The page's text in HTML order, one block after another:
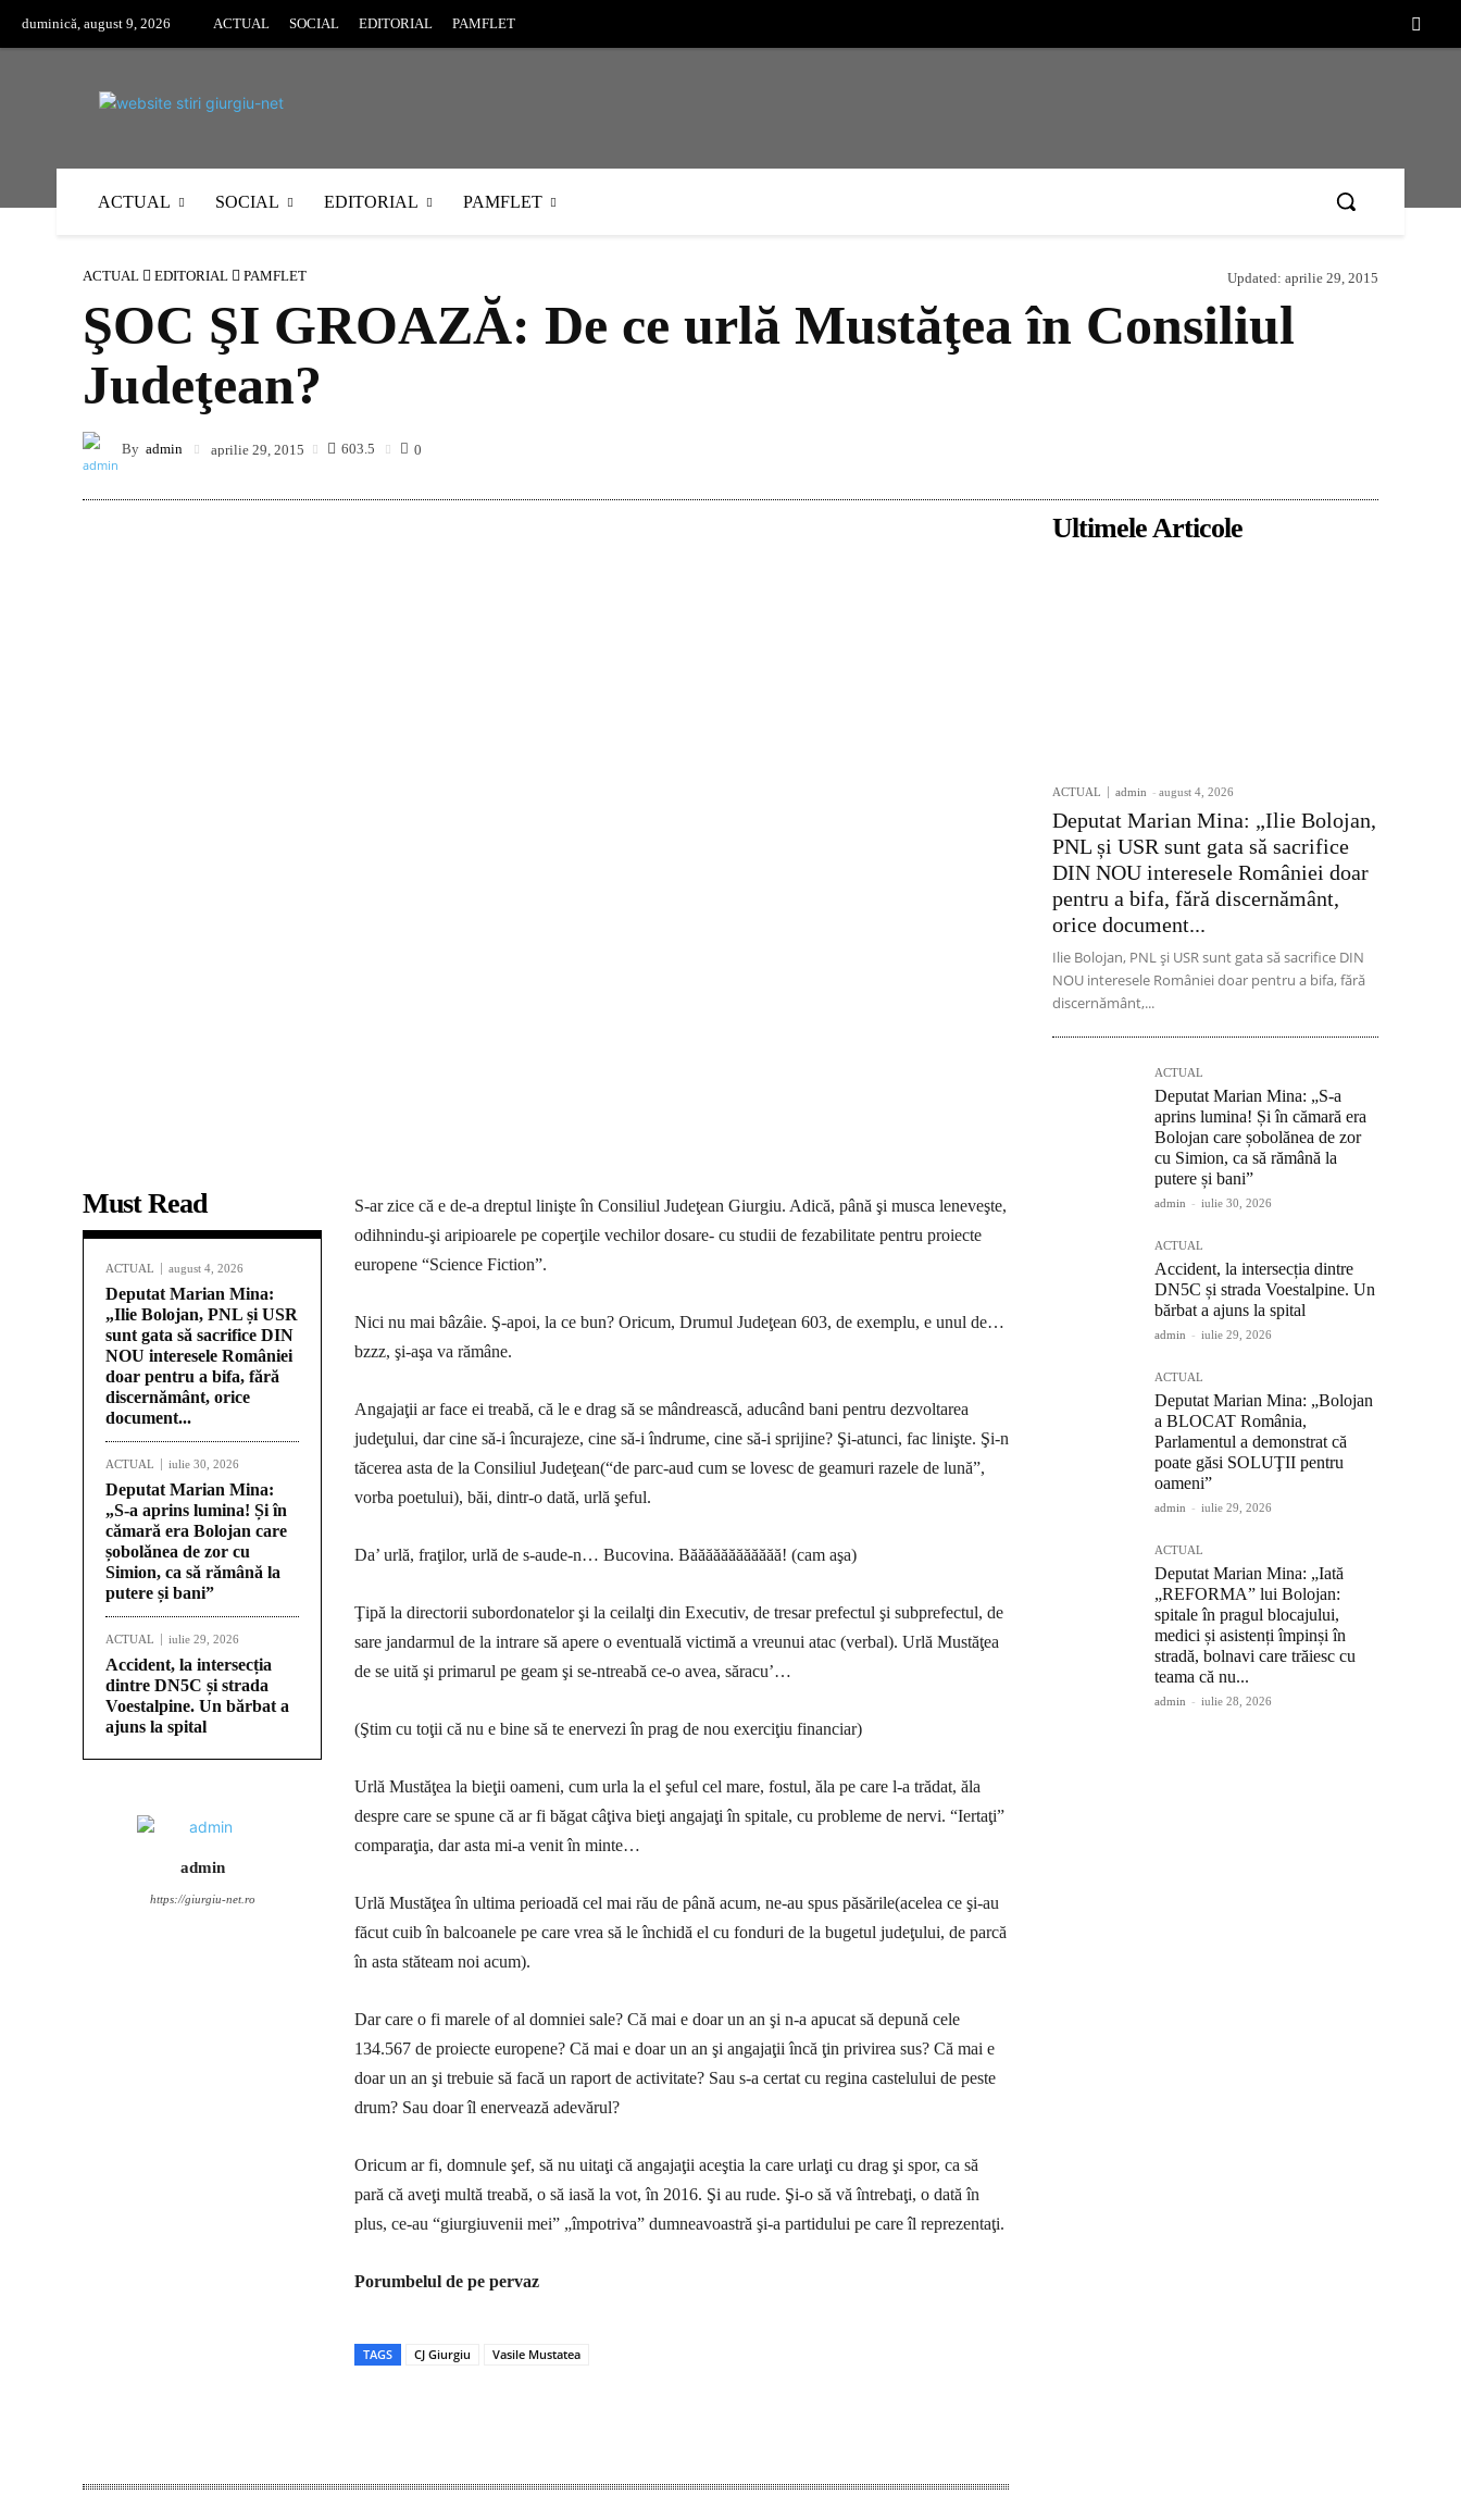
duminică, august 9, 2026 ACTUAL SOCIAL EDITORIAL PAMFLET
ACTUAL SOCIAL EDITORIAL PAMFLET
ACTUAL EDITORIAL PAMFLET Updated: aprilie 29, 2015
ŞOC ŞI GROAZĂ: De ce urlă Mustăţea în Consiliul
Judeţean?
By admin aprilie 29, 2015 603.5 0
Must Read
ACTUAL august 4, 2026
Deputat Marian Mina:
„Ilie Bolojan, PNL și USR
sunt gata să sacrifice DIN
NOU interesele României
doar pentru a bifa, fără
discernământ, orice
document...
ACTUAL iulie 30, 2026
Deputat Marian Mina:
„S-a aprins lumina! Și în
cămară era Bolojan care
șobolănea de zor cu
Simion, ca să rămână la
putere și bani”
ACTUAL iulie 29, 2026
Accident, la intersecția
dintre DN5C și strada
Voestalpine. Un bărbat a
ajuns la spital
admin
https://giurgiu-net.ro
S-ar zice că e de-a dreptul linişte în Consiliul Judeţean Giurgiu. Adică, până şi musca leneveşte,
odihnindu-şi aripioarele pe coperţile vechilor dosare- cu studii de fezabilitate pentru proiecte
europene “Science Fiction”.
Nici nu mai bâzâie. Ş-apoi, la ce bun? Oricum, Drumul Judeţean 603, de exemplu, e unul de…
bzzz, şi-aşa va rămâne.
Angajaţii ar face ei treabă, că le e drag să se mândrească, aducând bani pentru dezvoltarea
judeţului, dar cine să-i încurajeze, cine să-i îndrume, cine să-i sprijine? Şi-atunci, fac linişte. Şi-n
tăcerea asta de la Consiliul Judeţean(“de parc-aud cum se lovesc de geamuri razele de lună”,
vorba poetului), băi, dintr-o dată, urlă şeful.
Da’ urlă, fraţilor, urlă de s-aude-n… Bucovina. Băăăăăăăăăăăă! (cam aşa)
Ţipă la directorii subordonatelor şi la ceilalţi din Executiv, de tresar prefectul şi subprefectul, de
sare jandarmul de la intrare să apere o eventuală victimă a vreunui atac (verbal). Urlă Mustăţea
de se uită şi primarul pe geam şi se-ntreabă ce-o avea, săracu’…
(Ştim cu toţii că nu e bine să te enervezi în prag de nou exerciţiu financiar)
Urlă Mustăţea la bieţii oameni, cum urla la el şeful cel mare, fostul, ăla pe care l-a trădat, ăla
despre care se spune că ar fi băgat câţiva bieţi angajaţi în spitale, cu probleme de nervi. “Iertaţi”
comparaţia, dar asta mi-a venit în minte…
Urlă Mustăţea în ultima perioadă cel mai rău de până acum, ne-au spus păsările(acelea ce şi-au
făcut cuib în balcoanele pe care vrea să le închidă el cu fonduri de la bugetul judeţului, de parcă
în asta stăteam noi acum).
Dar care o fi marele of al domniei sale? Că mai e doar un an şi n-a apucat să depună cele
134.567 de proiecte europene? Că mai e doar un an şi angajaţii încă ţin privirea sus? Că mai e
doar un an şi trebuie să facă un raport de activitate? Sau s-a certat cu regina castelului de peste
drum? Sau doar îl enervează adevărul?
Oricum ar fi, domnule şef, să nu uitaţi că angajaţii aceştia la care urlaţi cu drag şi spor, ca să
pară că aveţi multă treabă, o să iasă la vot, în 2016. Şi au rude. Şi-o să vă întrebaţi, o dată în
plus, ce-au “giurgiuvenii mei” „împotriva” dumneavoastră şi-a partidului pe care îl reprezentaţi.
Porumbelul de pe pervaz
TAGS CJ Giurgiu Vasile Mustatea
Ultimele Articole
ACTUAL admin - august 4, 2026
Deputat Marian Mina: „Ilie Bolojan,
PNL și USR sunt gata să sacrifice
DIN NOU interesele României doar
pentru a bifa, fără discernământ,
orice document...
Ilie Bolojan, PNL și USR sunt gata să sacrifice DIN
NOU interesele României doar pentru a bifa, fără
discernământ,...
ACTUAL
Deputat Marian Mina: „S-a
aprins lumina! Și în cămară era
Bolojan care șobolănea de zor
cu Simion, ca să rămână la
putere și bani”
admin - iulie 30, 2026
ACTUAL
Accident, la intersecția dintre
DN5C și strada Voestalpine. Un
bărbat a ajuns la spital
admin - iulie 29, 2026
ACTUAL
Deputat Marian Mina: „Bolojan
a BLOCAT România,
Parlamentul a demonstrat că
poate găsi SOLUŢII pentru
oameni”
admin - iulie 29, 2026
ACTUAL
Deputat Marian Mina: „Iată
„REFORMA” lui Bolojan:
spitale în pragul blocajului,
medici și asistenți împinși în
stradă, bolnavi care trăiesc cu
teama că nu...
admin - iulie 28, 2026